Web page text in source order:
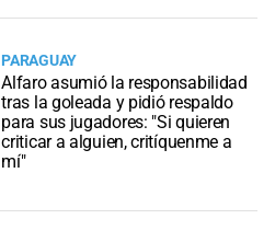
PARAGUAY
Alfaro asumió la responsabilidad
tras la goleada y pidió respaldo
para sus jugadores: "Si quieren
criticar a alguien, critíquenme a
mí"